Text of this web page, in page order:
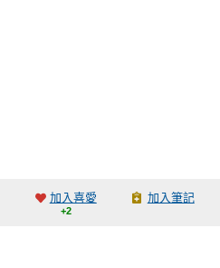
加入喜愛
+2
加入筆記